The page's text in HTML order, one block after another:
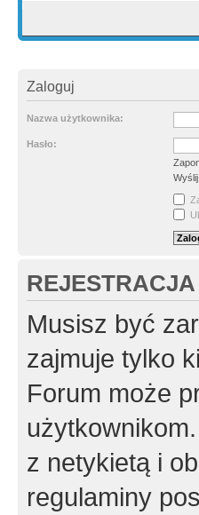
Zaloguj
Nazwa użytkownika:
Hasło:
REJESTRACJA
Musisz być
zajmuje tylko
Forum może
z netykietą i
regulaminy